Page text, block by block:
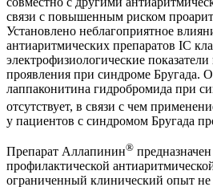
связи с повышенным риском
Установлено неблагоприятное
антиаритмических препаратов IC
электрофизиологические
проявления при синдроме Бругада.
лаппаконитина гидробромида при
отсутствует, в связи с чем
у пациентов с синдромом Бругада
Препарат Аллапинин®
профилактической
ограниченный клинический опыт не